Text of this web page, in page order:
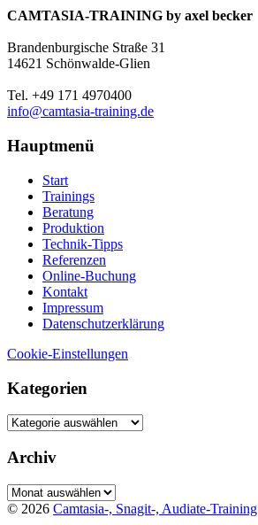
CAMTASIA-TRAINING by axel becker
Brandenburgische Straße 31
14621 Schönwalde-Glien
Tel. +49 171 4970400
info@camtasia-training.de
Hauptmenü
Start
Trainings
Beratung
Produktion
Technik-Tipps
Referenzen
Online-Buchung
Kontakt
Impressum
Datenschutzerklärung
Cookie-Einstellungen
Kategorien
Kategorien
Archiv
Archiv
© 2026 Camtasia-, Snagit-, Audiate-Training